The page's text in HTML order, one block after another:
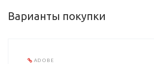
Варианты покупки
ADOBE